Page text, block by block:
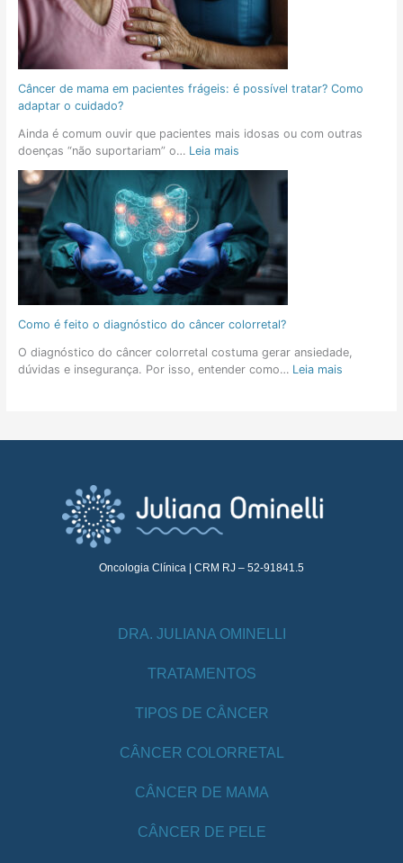
Câncer de mama em pacientes frágeis: é possível tratar? Como
adaptar o cuidado?
Ainda é comum ouvir que pacientes mais idosas ou com outras
doenças “não suportariam” o… Leia mais
Como é feito o diagnóstico do câncer colorretal?
O diagnóstico do câncer colorretal costuma gerar ansiedade,
dúvidas e insegurança. Por isso, entender como… Leia mais
Oncologia Clínica | CRM RJ – 52-91841.5
DRA. JULIANA OMINELLI
TRATAMENTOS
TIPOS DE CÂNCER
CÂNCER COLORRETAL
CÂNCER DE MAMA
CÂNCER DE PELE